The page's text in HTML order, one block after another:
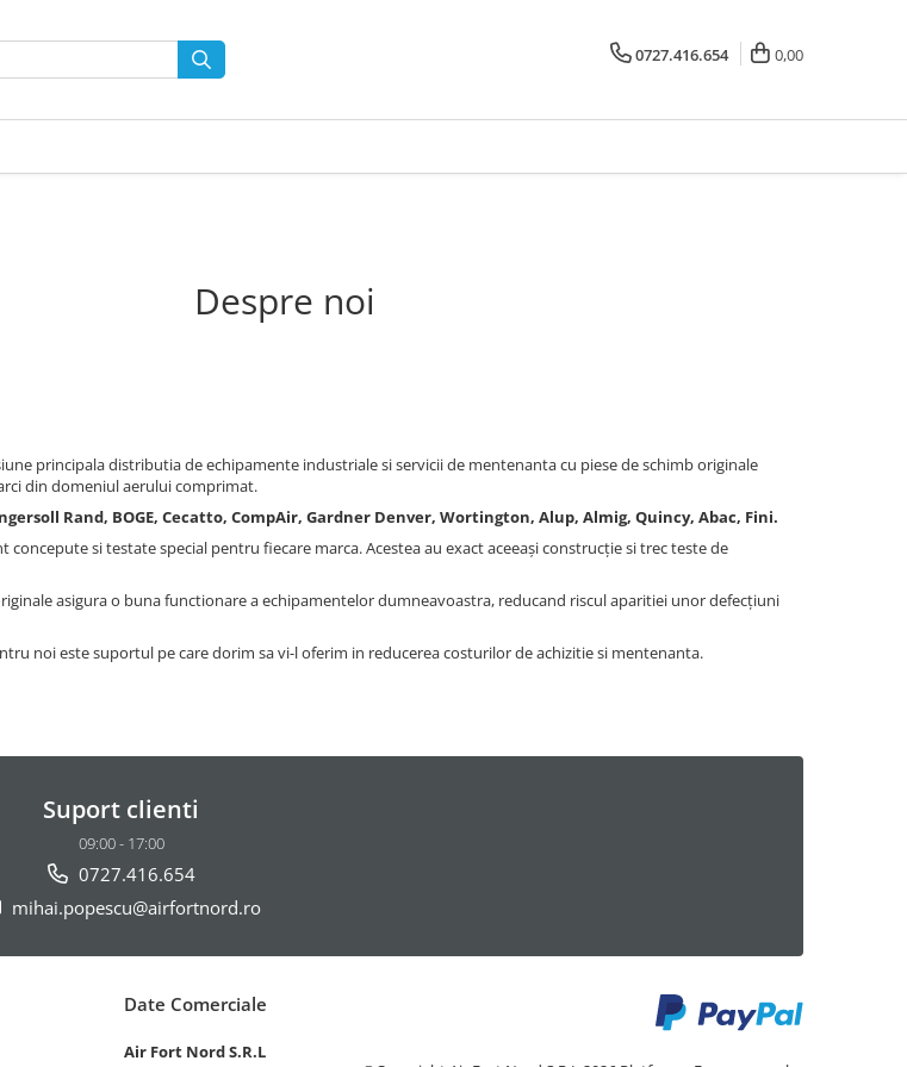
0727.416.654 0,00
Despre noi
principala distributia de echipamente industriale si servicii de mentenanta cu piese de schimb originale
din domeniul aerului comprimat.
Rand, BOGE, Cecatto, CompAir, Gardner Denver, Wortington, Alup, Almig, Quincy, Abac, Fini.
concepute si testate special pentru fiecare marca. Acestea au exact aceeași construcție si trec teste de
asigura o buna functionare a echipamentelor dumneavoastra, reducand riscul aparitiei unor defecțiuni
noi este suportul pe care dorim sa vi-l oferim in reducerea costurilor de achizitie si mentenanta.
Suport clienti
09:00 - 17:00
0727.416.654
mihai.popescu@airfortnord.ro
Date Comerciale
Air Fort Nord S.R.L